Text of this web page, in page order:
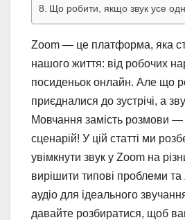
Що робити, якщо звук усе
Zoom — це платформа, яка
нашого життя: від робочих
посиденьок онлайн. Але що
приєдналися до зустрічі, а
Мовчання замість розмови
сценарій! У цій статті ми
увімкнути звук у Zoom на
вирішити типові проблеми
аудіо для ідеального
давайте розбиратися, щоб